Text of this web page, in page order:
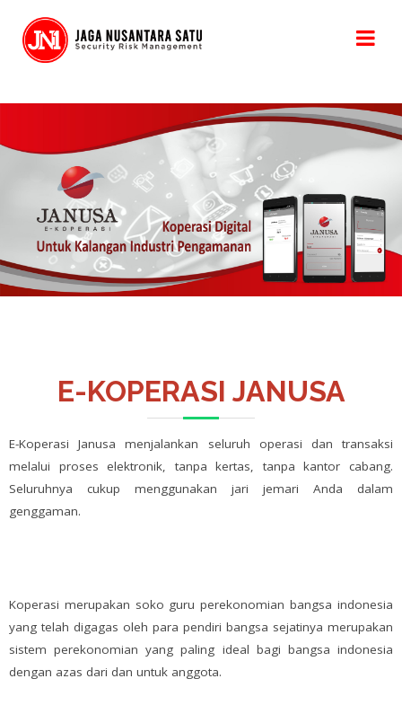
E-KOPERASI JANUSA
E-Koperasi Janusa menjalankan seluruh operasi dan transaksi
melalui proses elektronik, tanpa kertas, tanpa kantor cabang.
Seluruhnya cukup menggunakan jari jemari Anda dalam
genggaman.
Koperasi merupakan soko guru perekonomian bangsa indonesia
yang telah digagas oleh para pendiri bangsa sejatinya merupakan
sistem perekonomian yang paling ideal bagi bangsa indonesia
dengan azas dari dan untuk anggota.